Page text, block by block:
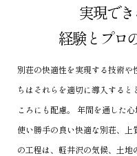
実現でき
経験とプロ
別荘の快適性を実現する技術や
ちはそれらを適切に導入すると
ころにも配慮。
年間を通した心
使い勝手の良い快適な別荘、上
の工程は、軽井沢の気候、土地